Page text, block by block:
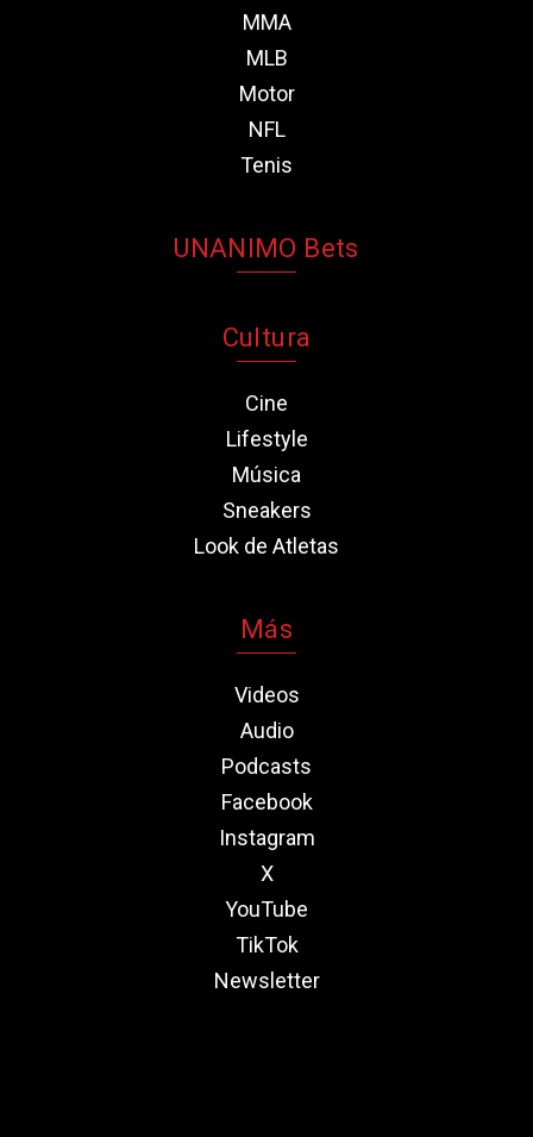
MMA
MLB
Motor
NFL
Tenis
UNANIMO Bets
Cultura
Cine
Lifestyle
Música
Sneakers
Look de Atletas
Más
Videos
Audio
Podcasts
Facebook
Instagram
X
YouTube
TikTok
Newsletter